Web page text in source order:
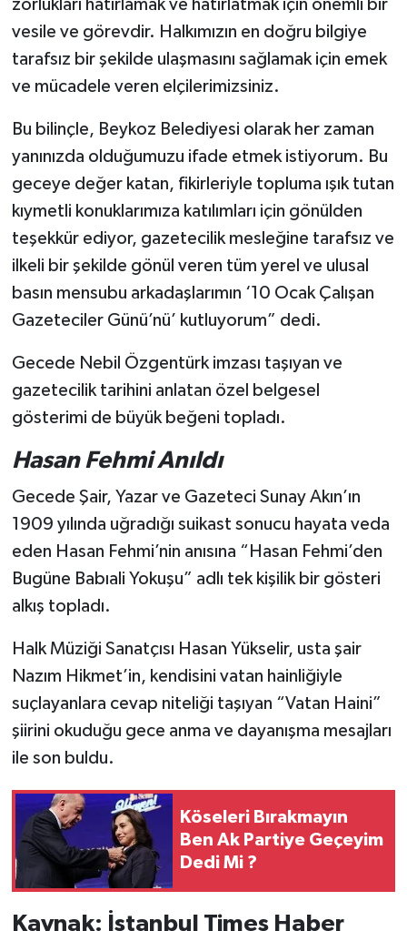
zorlukları hatırlamak ve hatırlatmak için önemli bir
vesile ve görevdir. Halkımızın en doğru bilgiye
tarafsız bir şekilde ulaşmasını sağlamak için emek
ve mücadele veren elçilerimizsiniz.
Bu bilinçle, Beykoz Belediyesi olarak her zaman
yanınızda olduğumuzu ifade etmek istiyorum. Bu
geceye değer katan, fikirleriyle topluma ışık tutan
kıymetli konuklarımıza katılımları için gönülden
teşekkür ediyor, gazetecilik mesleğine tarafsız ve
ilkeli bir şekilde gönül veren tüm yerel ve ulusal
basın mensubu arkadaşlarımın ‘10 Ocak Çalışan
Gazeteciler Günü’nü’ kutluyorum” dedi.
Gecede Nebil Özgentürk imzası taşıyan ve
gazetecilik tarihini anlatan özel belgesel
gösterimi de büyük beğeni topladı.
Hasan Fehmi Anıldı
Gecede Şair, Yazar ve Gazeteci Sunay Akın’ın
1909 yılında uğradığı suikast sonucu hayata veda
eden Hasan Fehmi’nin anısına “Hasan Fehmi’den
Bugüne Babıali Yokuşu” adlı tek kişilik bir gösteri
alkış topladı.
Halk Müziği Sanatçısı Hasan Yükselir, usta şair
Nazım Hikmet’in, kendisini vatan hainliğiyle
suçlayanlara cevap niteliği taşıyan “Vatan Haini”
şiirini okuduğu gece anma ve dayanışma mesajları
ile son buldu.
Köseleri Bırakmayın
Ben Ak Partiye Geçeyim
Dedi Mi ?
Kaynak: İstanbul Times Haber